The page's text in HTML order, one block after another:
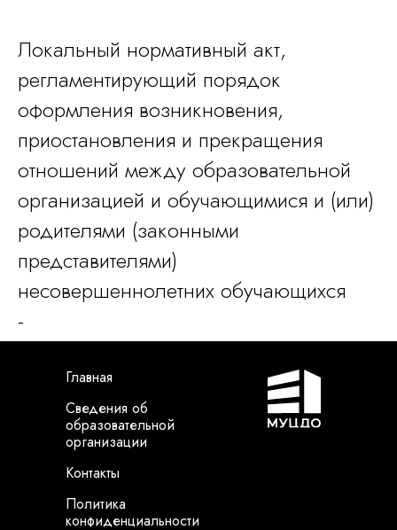
Локальный нормативный акт,
регламентирующий порядок
оформления возникновения,
приостановления и прекращения
отношений между образовательной
организацией и обучающимися и (или)
родителями (законными
представителями)
несовершеннолетних обучающихся
-
Главная
Сведения об
образовательной
организации
Политика
конфиденциальности
Контакты